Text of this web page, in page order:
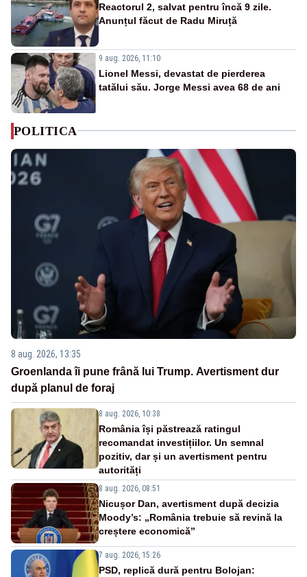
Reactorul 2, salvat pentru încă 9 zile.
Anunțul făcut de Radu Miruță
9 aug. 2026, 11:10
Lionel Messi, devastat de pierderea
tatălui său. Jorge Messi avea 68 de ani
POLITICA
8 aug. 2026, 13:35
Groenlanda îi pune frână lui Trump. Avertisment dur
după planul de foraj
8 aug. 2026, 10:38
România își păstrează ratingul
recomandat investițiilor. Un semnal
pozitiv, dar și un avertisment pentru
autorități
8 aug. 2026, 08:51
Nicușor Dan, avertisment după decizia
Moody’s: „România trebuie să revină la
creștere economică”
7 aug. 2026, 15:26
PSD, replică dură pentru Bolojan: